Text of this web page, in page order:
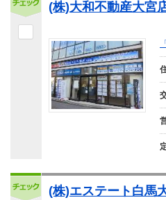
(株)大和不動産大宮
(株)エステート白馬